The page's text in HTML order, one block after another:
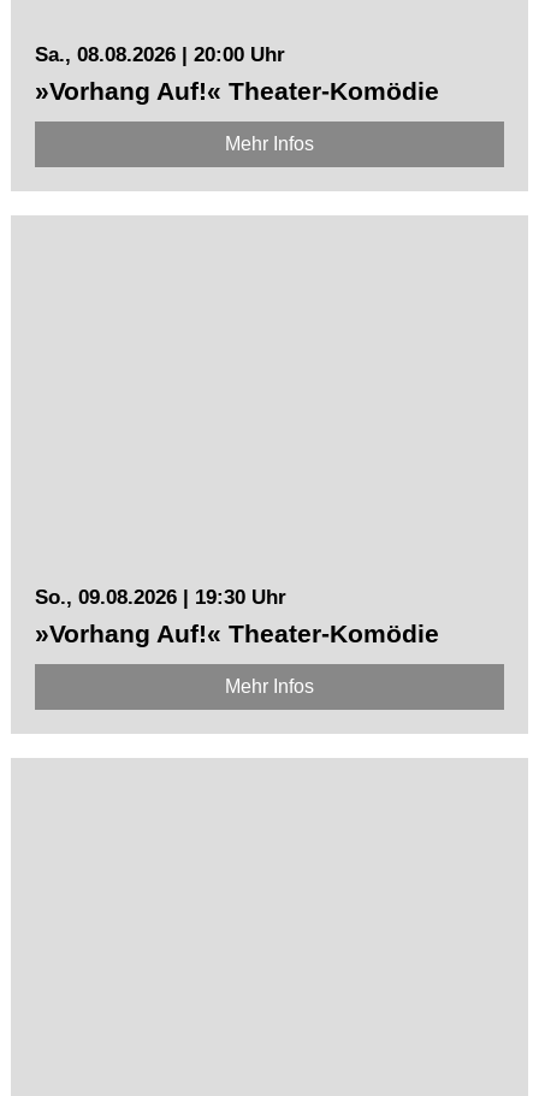
Sa., 08.08.2026 | 20:00 Uhr
»Vorhang Auf!« Theater-Komödie
Mehr Infos
So., 09.08.2026 | 19:30 Uhr
»Vorhang Auf!« Theater-Komödie
Mehr Infos